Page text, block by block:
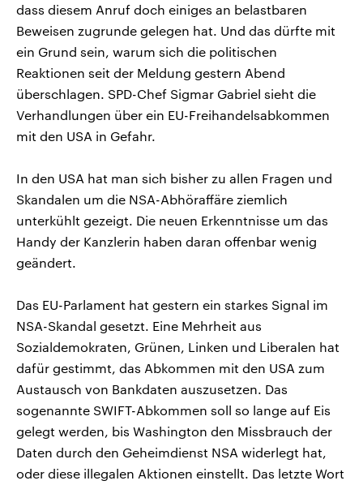
dass diesem Anruf doch einiges an belastbaren
Beweisen zugrunde gelegen hat. Und das dürfte mit
ein Grund sein, warum sich die politischen
Reaktionen seit der Meldung gestern Abend
überschlagen. SPD-Chef Sigmar Gabriel sieht die
Verhandlungen über ein EU-Freihandelsabkommen
mit den USA in Gefahr.
In den USA hat man sich bisher zu allen Fragen und
Skandalen um die NSA-Abhöraffäre ziemlich
unterkühlt gezeigt. Die neuen Erkenntnisse um das
Handy der Kanzlerin haben daran offenbar wenig
geändert.
Das EU-Parlament hat gestern ein starkes Signal im
NSA-Skandal gesetzt. Eine Mehrheit aus
Sozialdemokraten, Grünen, Linken und Liberalen hat
dafür gestimmt, das Abkommen mit den USA zum
Austausch von Bankdaten auszusetzen. Das
sogenannte SWIFT-Abkommen soll so lange auf Eis
gelegt werden, bis Washington den Missbrauch der
Daten durch den Geheimdienst NSA widerlegt hat,
oder diese illegalen Aktionen einstellt. Das letzte Wort